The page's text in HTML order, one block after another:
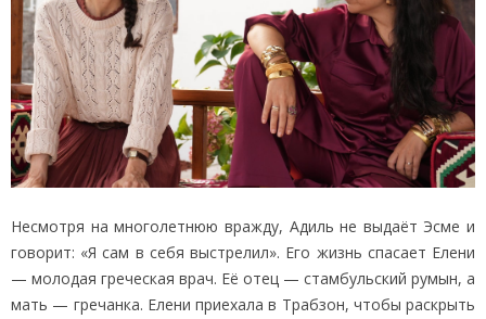
Несмотря на многолетнюю вражду, Адиль не выдаёт Эсме и
говорит: «Я сам в себя выстрелил». Его жизнь спасает Елени
— молодая греческая врач. Её отец — стамбульский румын, а
мать — гречанка. Елени приехала в Трабзон, чтобы раскрыть